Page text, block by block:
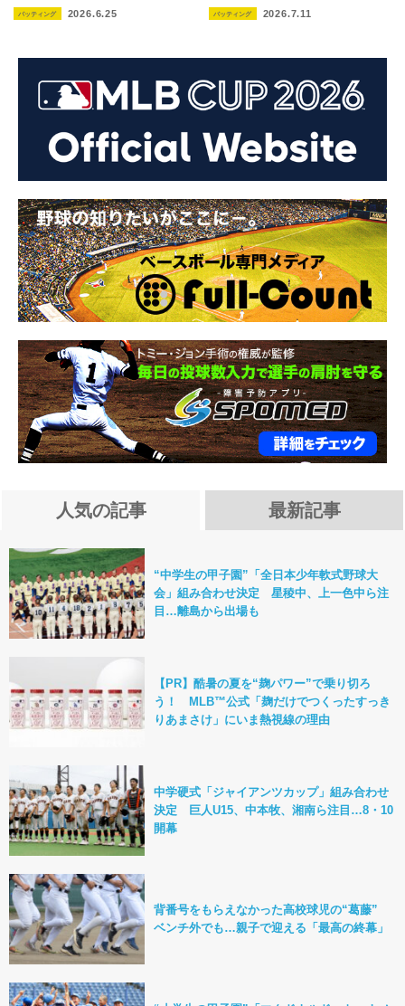
バッティング 2026.6.25 バッティング 2026.7.11
人気の記事 最新記事
“中学生の甲子園”「全日本少年軟式野球大
会」組み合わせ決定 星稜中、上一色中ら注
目…離島から出場も
【PR】酷暑の夏を“麹パワー”で乗り切ろ
う！ MLB™公式「麹だけでつくったすっき
りあまさけ」にいま熱視線の理由
中学硬式「ジャイアンツカップ」組み合わせ
決定 巨人U15、中本牧、湘南ら注目…8・10
開幕
背番号をもらえなかった高校球児の“葛藤”
ベンチ外でも…親子で迎える「最高の終幕」